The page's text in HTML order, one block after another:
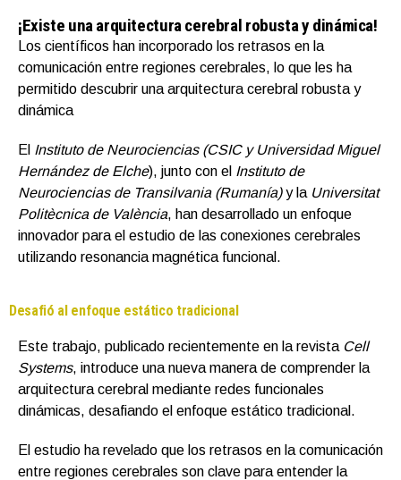
¡Existe una arquitectura cerebral robusta y dinámica!
Los científicos han incorporado los retrasos en la
comunicación entre regiones cerebrales, lo que les ha
permitido descubrir una arquitectura cerebral robusta y
dinámica
El Instituto de Neurociencias (CSIC y Universidad Miguel
Hernández de Elche), junto con el Instituto de
Neurociencias de Transilvania (Rumanía)y la Universitat
Politècnica de València, han desarrollado un enfoque
innovador para el estudio de las conexiones cerebrales
utilizando resonancia magnética funcional.
Desafió al enfoque estático tradicional
Este trabajo, publicado recientemente en la revista Cell
Systems, introduce una nueva manera de comprender la
arquitectura cerebral mediante redes funcionales
dinámicas, desafiando el enfoque estático tradicional.
El estudio ha revelado que los retrasos en la comunicación
entre regiones cerebrales son clave para entender la